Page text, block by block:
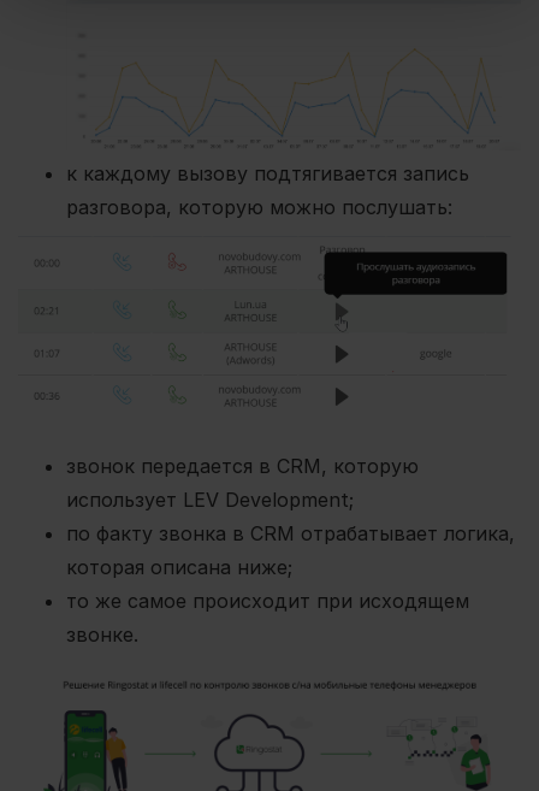
к каждому вызову подтягивается запись
разговора, которую можно послушать:
звонок передается в CRM, которую
использует LEV Development;
по факту звонка в CRM отрабатывает логика,
которая описана ниже;
то же самое происходит при исходящем
звонке.